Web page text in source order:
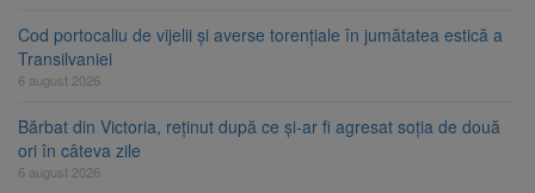
Cod portocaliu de vijelii și averse torențiale în jumătatea estică a
Transilvaniei
6 august 2026
Bărbat din Victoria, reținut după ce și-ar fi agresat soția de două
ori în câteva zile
6 august 2026